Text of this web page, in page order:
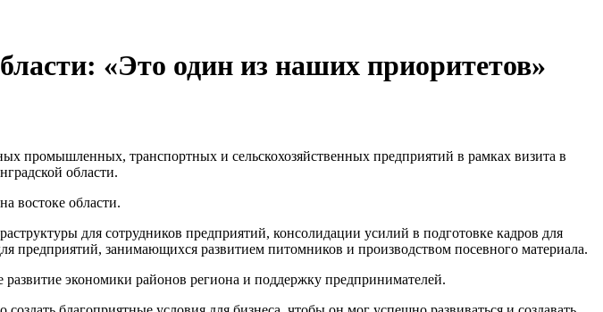
«Это один из наших приоритетов»
промышленных, транспортных и сельскохозяйственных предприятий в рамках визита в
области.
востоке области.
для сотрудников предприятий, консолидации усилий в подготовке кадров для
предприятий, занимающихся развитием питомников и производством посевного материала.
экономики районов региона и поддержку предпринимателей.